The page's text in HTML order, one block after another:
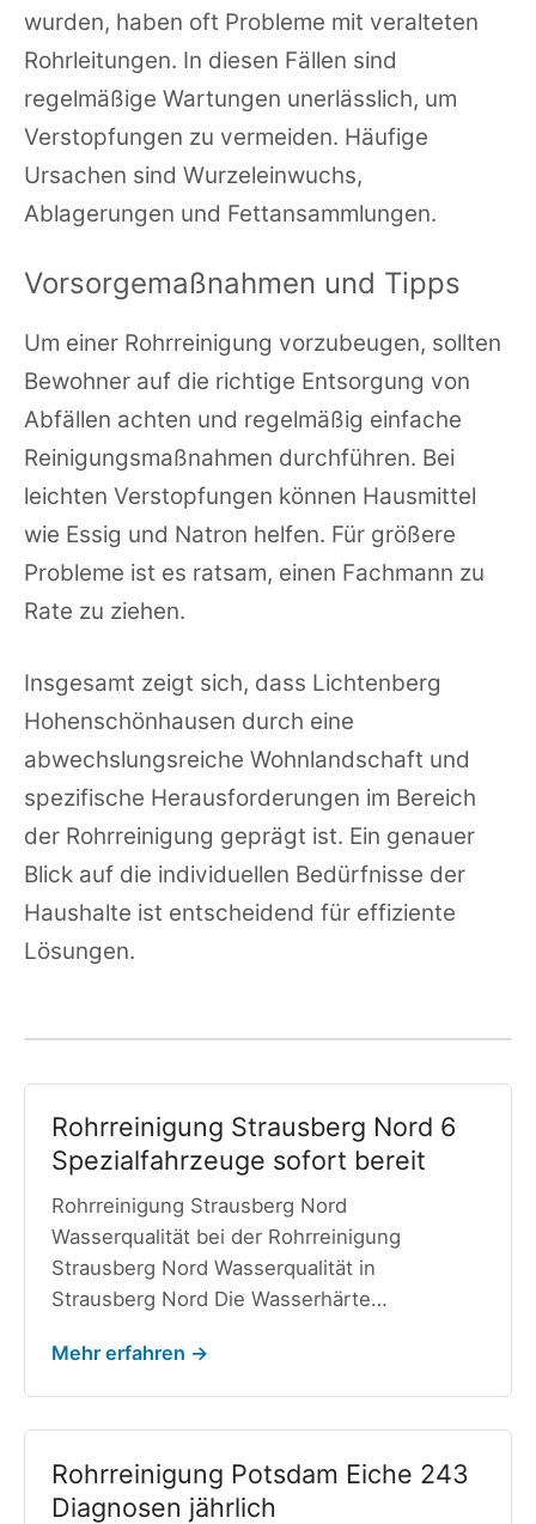
wurden, haben oft Probleme mit veralteten
Rohrleitungen. In diesen Fällen sind
regelmäßige Wartungen unerlässlich, um
Verstopfungen zu vermeiden. Häufige
Ursachen sind Wurzeleinwuchs,
Ablagerungen und Fettansammlungen.
Vorsorgemaßnahmen und Tipps
Um einer Rohrreinigung vorzubeugen, sollten
Bewohner auf die richtige Entsorgung von
Abfällen achten und regelmäßig einfache
Reinigungsmaßnahmen durchführen. Bei
leichten Verstopfungen können Hausmittel
wie Essig und Natron helfen. Für größere
Probleme ist es ratsam, einen Fachmann zu
Rate zu ziehen.
Insgesamt zeigt sich, dass Lichtenberg
Hohenschönhausen durch eine
abwechslungsreiche Wohnlandschaft und
spezifische Herausforderungen im Bereich
der Rohrreinigung geprägt ist. Ein genauer
Blick auf die individuellen Bedürfnisse der
Haushalte ist entscheidend für effiziente
Lösungen.
Rohrreinigung Strausberg Nord 6
Spezialfahrzeuge sofort bereit
Rohrreinigung Strausberg Nord
Wasserqualität bei der Rohrreinigung
Strausberg Nord Wasserqualität in
Strausberg Nord Die Wasserhärte…
Mehr erfahren →
Rohrreinigung Potsdam Eiche 243
Diagnosen jährlich